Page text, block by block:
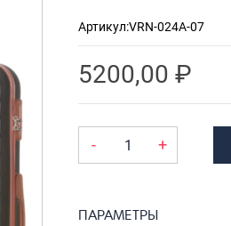
для охоты-
на колесах
Артикул:VRN-024A-07
5200,00 ₽
- +
ПАРАМЕТРЫ